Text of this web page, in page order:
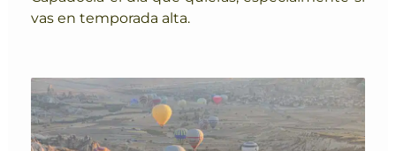
vas en temporada alta.